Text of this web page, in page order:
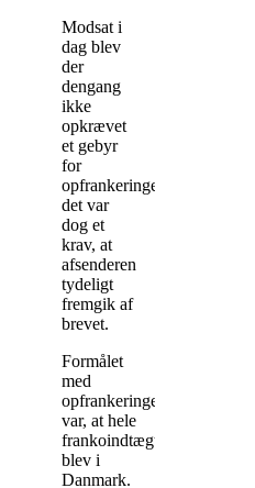
Modsat i
dag blev
der
dengang
ikke
opkrævet
et gebyr
for
opfrankeringen;
det var
dog et
krav, at
afsenderen
tydeligt
fremgik af
brevet.
Formålet
med
opfrankeringen
var, at hele
frankoindtægten
blev i
Danmark.